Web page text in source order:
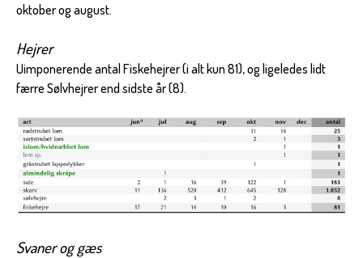
oktober og august.
Hejrer
Uimponerende antal Fiskehejrer (i alt kun 81), og ligeledes lidt
færre Sølvhejrer end sidste år (8).
Svaner og gæs